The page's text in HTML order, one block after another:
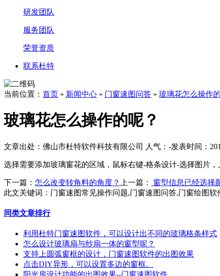
研发团队
服务团队
荣誉资质
联系杜特
当前位置： 首页 » 新闻中心 » 门窗速图问答 » 玻璃花怎么操作
玻璃花怎么操作的呢？
文章出处：佛山市杜特软件科技有限公司 人气： -发表时间：
选择需要添加玻璃窗花的区域，鼠标右键-格条设计-选择图片
下一篇： 怎么改变转角料的角度？ 上一篇：
窗型信息已经选择
此文关键词： 门窗速图常见操作问题,门窗速图问答,门窗绘图
同类文章排行
利用杜特门窗速图软件，可以设计出不同的玻璃格条样式
怎么设计玻璃扇与纱扇一体的窗型呢？
支持上圆弧窗框的设计，门窗速图软件的出图效果
点击DIY异形，可以设置多边的窗框。